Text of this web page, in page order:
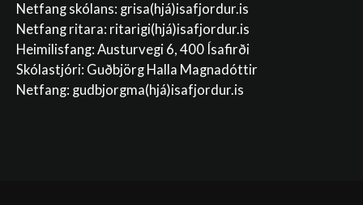
Netfang skólans: grisa(hjá)isafjordur.is
Netfang ritara: ritarigi(hjá)isafjordur.is
Heimilisfang: Austurvegi 6, 400 Ísafirði
Skólastjóri: Guðbjörg Halla Magnadóttir
Netfang: gudbjorgma(hjá)isafjordur.is